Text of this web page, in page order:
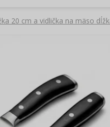
20 cm a vidlička na mäso